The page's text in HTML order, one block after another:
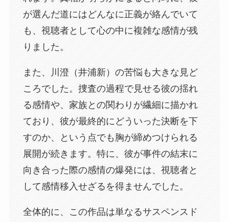
が選んだ道にはどんなに正義が絡んでいて
も、視聴者として心の中に複雑な感情が残
りました。
また、川澄（井浦新）の苦悩も大きな見ど
ころでした。捜査の過程で見せる彼の揺れ
る感情や、家族との関わりが繊細に描かれ
ており、彼が最終的にどういった決断を下
すのか、という点でも胸が締めつけられる
展開が続きます。特に、彼が事件の結末に
向き合った際の感情の爆発には、視聴者と
して感情移入せざるを得ませんでした。
全体的に、この作品は単なるサスペンスド